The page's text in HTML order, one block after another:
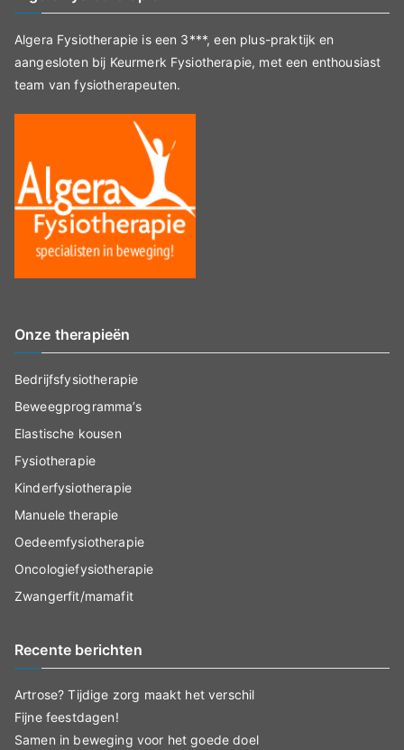
Algera Fysiotherapie is een 3***, een plus-praktijk en
aangesloten bij Keurmerk Fysiotherapie, met een enthousiast
team van fysiotherapeuten.
Onze therapieën
Bedrijfsfysiotherapie
Beweegprogramma’s
Elastische kousen
Fysiotherapie
Kinderfysiotherapie
Manuele therapie
Oedeemfysiotherapie
Oncologiefysiotherapie
Zwangerfit/mamafit
Recente berichten
Artrose? Tijdige zorg maakt het verschil
Fijne feestdagen!
Samen in beweging voor het goede doel